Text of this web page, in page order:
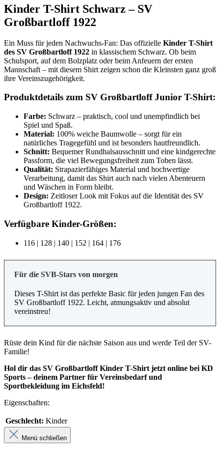
Kinder T-Shirt Schwarz – SV
Großbartloff 1922
Ein Muss für jeden Nachwuchs-Fan: Das offizielle Kinder T-Shirt
des SV Großbartloff 1922 in klassischem Schwarz. Ob beim
Schulsport, auf dem Bolzplatz oder beim Anfeuern der ersten
Mannschaft – mit diesem Shirt zeigen schon die Kleinsten ganz groß
ihre Vereinszugehörigkeit.
Produktdetails zum SV Großbartloff Junior T-Shirt:
Farbe: Schwarz – praktisch, cool und unempfindlich bei
Spiel und Spaß.
Material: 100% weiche Baumwolle – sorgt für ein
natürliches Tragegefühl und ist besonders hautfreundlich.
Schnitt: Bequemer Rundhalsausschnitt und eine kindgerechte
Passform, die viel Bewegungsfreiheit zum Toben lässt.
Qualität: Strapazierfähiges Material und hochwertige
Verarbeitung, damit das Shirt auch nach vielen Abenteuern
und Wäschen in Form bleibt.
Design: Zeitloser Look mit Fokus auf die Identität des SV
Großbartloff 1922.
Verfügbare Kinder-Größen:
116 | 128 | 140 | 152 | 164 | 176
Für die SVB-Stars von morgen
Dieses T-Shirt ist das perfekte Basic für jeden jungen Fan des
SV Großbartloff 1922. Leicht, atmungsaktiv und absolut
vereinstreu!
Rüste dein Kind für die nächste Saison aus und werde Teil der SV-
Familie!
Hol dir das SV Großbartloff Kinder T-Shirt jetzt online bei KD
Sports – deinem Partner für Vereinsbedarf und
Sportbekleidung im Eichsfeld!
Eigenschaften:
Geschlecht: Kinder
Menü schließen